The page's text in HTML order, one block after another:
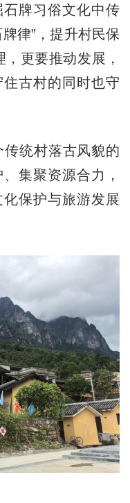
牌习俗文化中传
律”，提升村民保
更要推动发展，
古村的同时也守
统村落古风貌的
集聚资源合力，
保护与旅游发展